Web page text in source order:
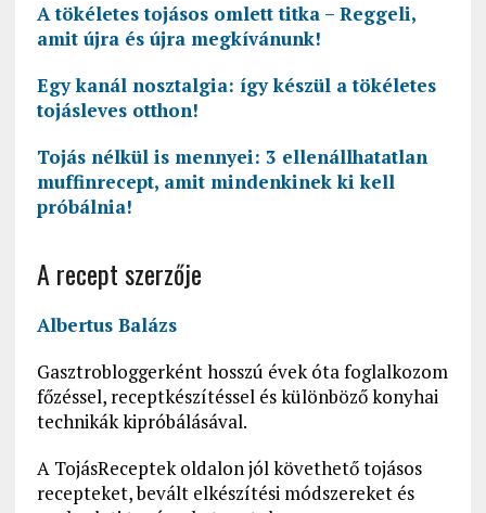
A tökéletes tojásos omlett titka – Reggeli,
amit újra és újra megkívánunk!
Egy kanál nosztalgia: így készül a tökéletes
tojásleves otthon!
Tojás nélkül is mennyei: 3 ellenállhatatlan
muffinrecept, amit mindenkinek ki kell
próbálnia!
A recept szerzője
Albertus Balázs
Gasztrobloggerként hosszú évek óta foglalkozom
főzéssel, receptkészítéssel és különböző konyhai
technikák kipróbálásával.
A TojásReceptek oldalon jól követhető tojásos
recepteket, bevált elkészítési módszereket és